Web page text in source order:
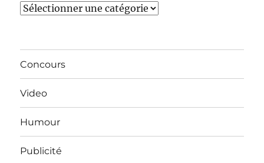
Catégories
Concours
Video
Humour
Publicité